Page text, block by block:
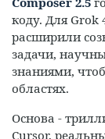
коду. Для Grok
расширили
задачи,
знаниями,
областях.
Основа -
Cursor,